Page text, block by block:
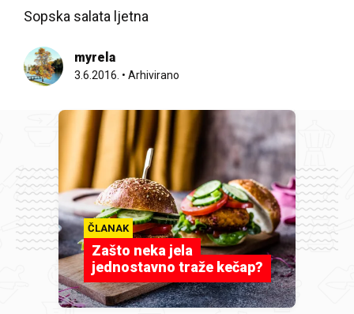
Sopska salata ljetna
myrela
3.6.2016. • Arhivirano
ČLANAK
Zašto neka jela
jednostavno traže kečap?